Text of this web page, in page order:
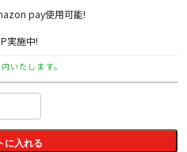
pay使用可能!
実施中!
いたします。
に入れる